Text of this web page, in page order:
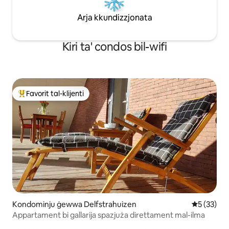
Arja kkundizzjonata
Kiri ta' condos bil-wifi
Wieħed mill-aqwa favoriti tal-klijenti
Favorit tal-klijenti
Kondominju ġewwa Delfstrahuizen Rating
5 (33)
Appartament bi gallarija spazjuża direttament mal-ilma